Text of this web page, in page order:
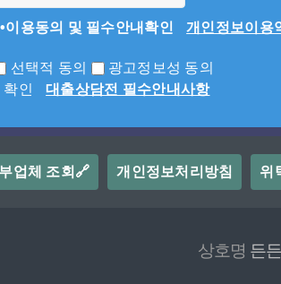
이용동의 및 필수안내확인 개인정보이용
선택적 동의
광고정보성 동의
인
대출상담전 필수안내사항
업체 조회🔗 개인정보처리방침 위
상호명 든